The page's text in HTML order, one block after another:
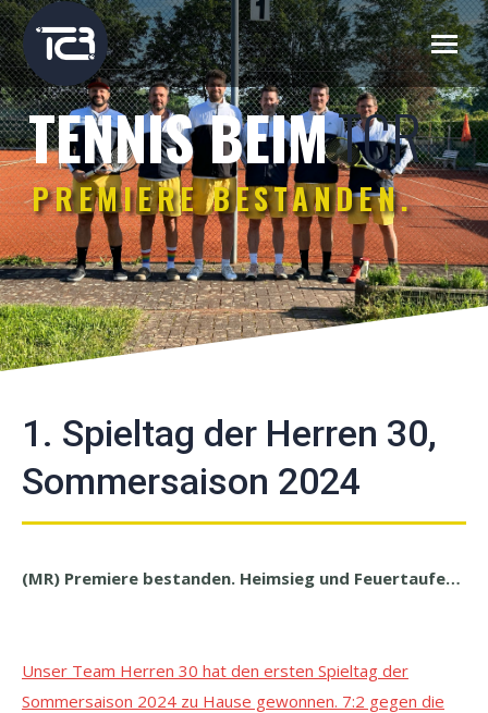
TENNIS BEIM
PREMIERE BESTANDEN.
TCR
1. Spieltag der Herren 30,
Sommersaison 2024
(MR) Premiere bestanden. Heimsieg und Feuertaufe…
Unser Team Herren 30 hat den ersten Spieltag der
Sommersaison 2024 zu Hause gewonnen. 7:2 gegen die